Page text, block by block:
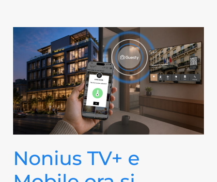
Nonius TV+ e